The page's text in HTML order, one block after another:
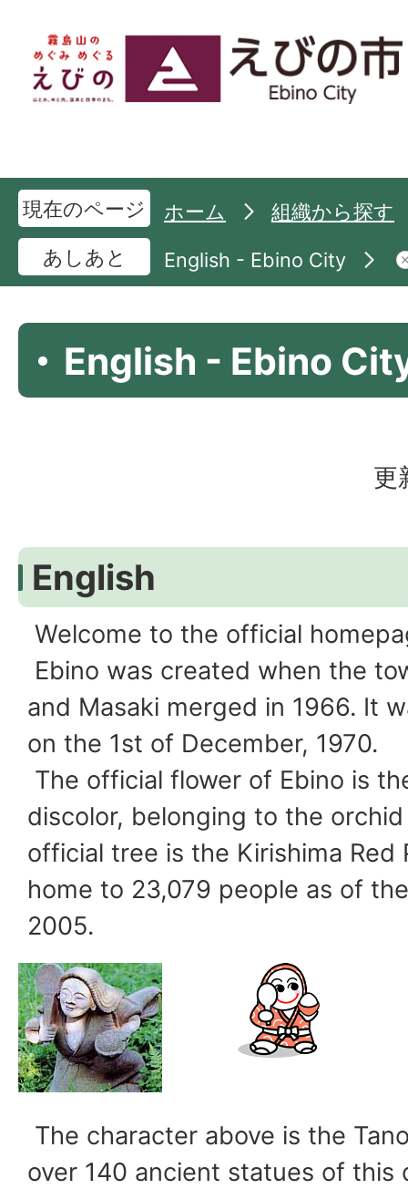
現在のページ ホーム
組織から探す
あしあと
English - Ebino City
English - Ebino
更
English
Welcome to the official
Ebino was created when the
and Masaki merged in 1966. It
on the 1st of December, 1970.
The official flower of Ebino is
discolor, belonging to the
official tree is the Kirishima Red
home to 23,079 people as of
2005.
The character above is the
over 140 ancient statues of this